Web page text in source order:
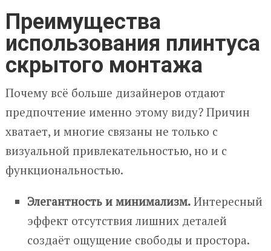
Преимущества
использования плинтуса
скрытого монтажа
Почему всё больше дизайнеров отдают
предпочтение именно этому виду? Причин
хватает, и многие связаны не только с
визуальной привлекательностью, но и с
функциональностью.
Элегантность и минимализм. Интересный
эффект отсутствия лишних деталей
создаёт ощущение свободы и простора.